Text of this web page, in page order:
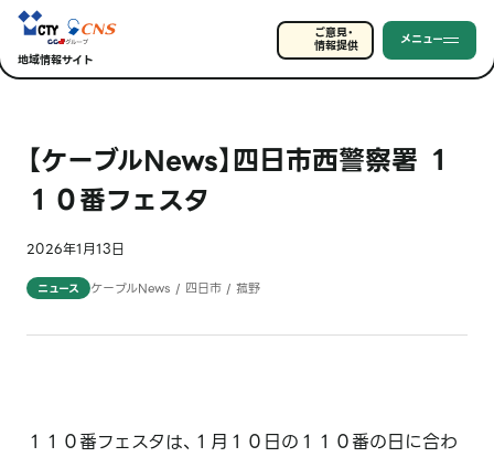
地域情報サイト
ご意見・
情報提供 メニュー
【ケーブルNews】四日市西警察署 １
１０番フェスタ
2026年1月13日
ニュース ケーブルNews / 四日市 / 菰野
１１０番フェスタは、１月１０日の１１０番の日に合わ